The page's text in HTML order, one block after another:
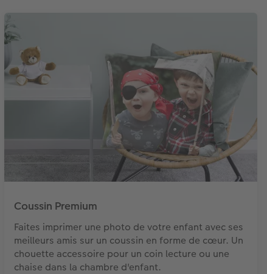
Coussin Premium
Faites imprimer une photo de votre enfant avec ses
meilleurs amis sur un coussin en forme de cœur. Un
chouette accessoire pour un coin lecture ou une
chaise dans la chambre d'enfant.